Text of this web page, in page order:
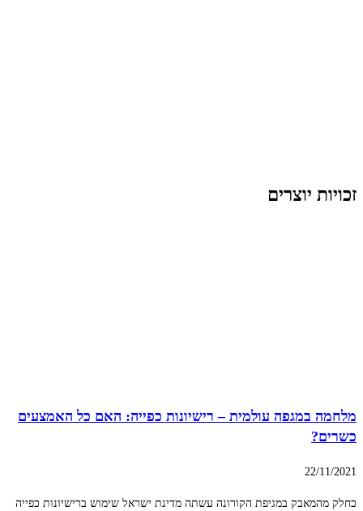
זכויות יוצרים
מלחמה במגפה עולמית – רישיונות כפייה: האם כל האמצעים
כשרים?
22/11/2021
כחלק מהמאבק במגיפת הקורונה עשתה מדינת ישראל שימוש ברישיונות כפייה